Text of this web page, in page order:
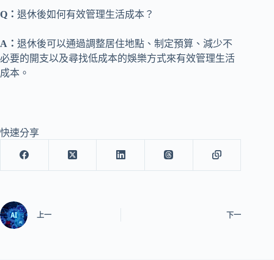
Q： 退休後如何有效管理生活成本？
A： 退休後可以通過調整居住地點、制定預算、減少不
必要的開支以及尋找低成本的娛樂方式來有效管理生活
成本。
快速分享
上一 下一